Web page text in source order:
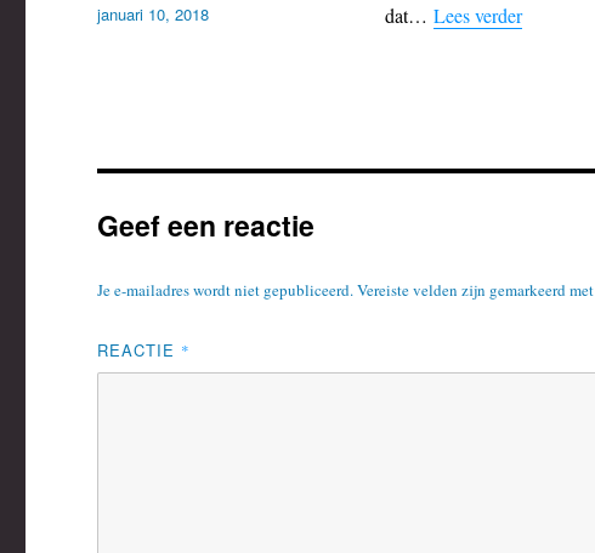
dat… Lees verder
Geplaatst
januari 10, 2018
Geef een reactie
Je e-mailadres wordt niet gepubliceerd.Vereiste velden zijn gemarkeerd met
REACTIE *